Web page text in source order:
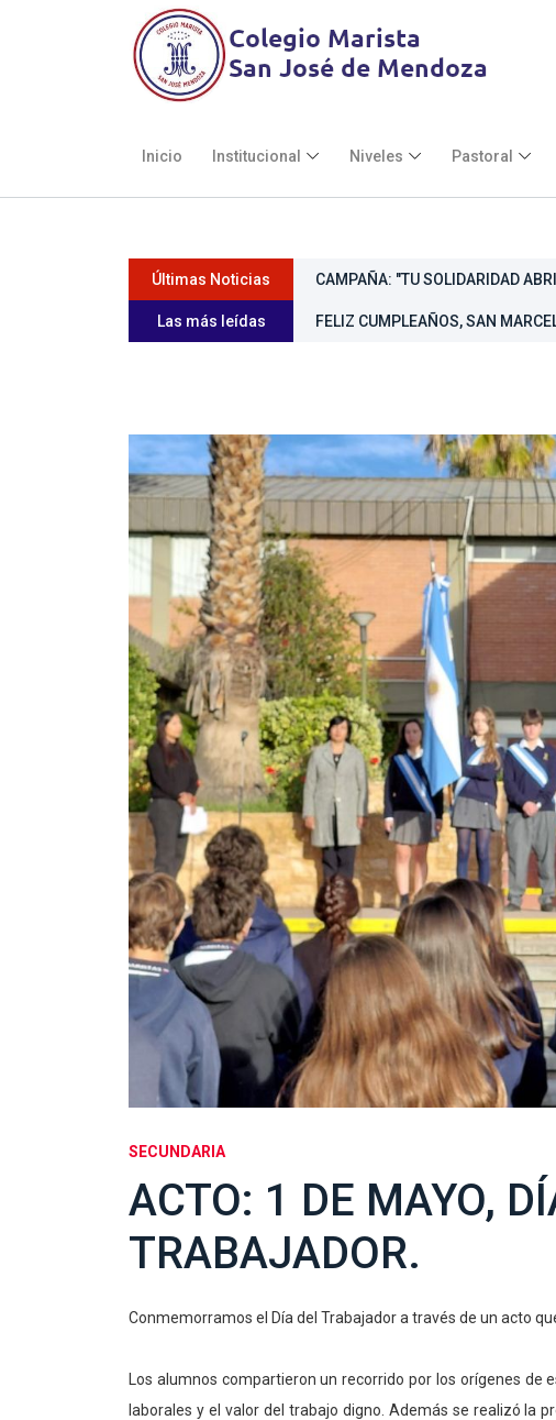
Inicio Institucional Niveles Pastoral
Últimas Noticias CAMPAÑA: "TU SOLIDARIDAD
Las más leídas FELIZ CUMPLEAÑOS, SAN
SECUNDARIA
ACTO: 1 DE MAYO,
TRABAJADOR.
Conmemorramos el Día del Trabajador a través de un acto
Los alumnos compartieron un recorrido por los orígenes
laborales y el valor del trabajo digno. Además se realizó la